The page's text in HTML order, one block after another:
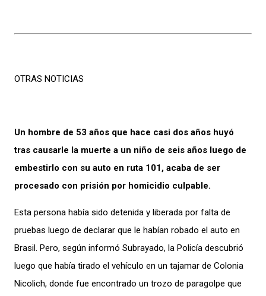
OTRAS NOTICIAS
Un hombre de 53 años que hace casi dos años huyó
tras causarle la muerte a un niño de seis años luego de
embestirlo con su auto en ruta 101, acaba de ser
procesado con prisión por homicidio culpable.
Esta persona había sido detenida y liberada por falta de
pruebas luego de declarar que le habían robado el auto en
Brasil. Pero, según informó Subrayado, la Policía descubrió
luego que había tirado el vehículo en un tajamar de Colonia
Nicolich, donde fue encontrado un trozo de paragolpe que